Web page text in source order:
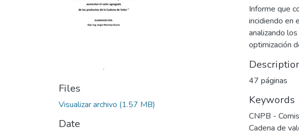
Files
Visualizar archivo (1.57 MB)
Date
Informe que
incidiendo en
analizando
optimización
47 páginas
Keywords
CNPB -
Cadena de